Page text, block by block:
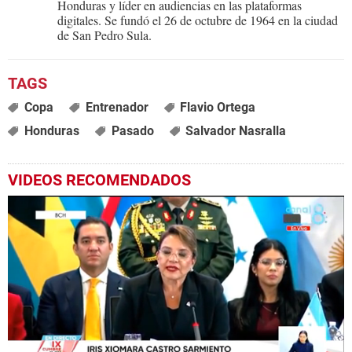
Honduras y líder en audiencias en las plataformas
digitales. Se fundó el 26 de octubre de 1964 en la ciudad
de San Pedro Sula.
Copa Entrenador
Flavio Ortega
Honduras
Pasado Salvador Nasralla
VIDEOS RECOMENDADOS